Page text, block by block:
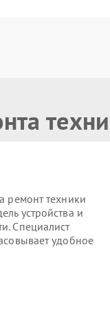
ремонт техники
устройства и
Специалист
удобное